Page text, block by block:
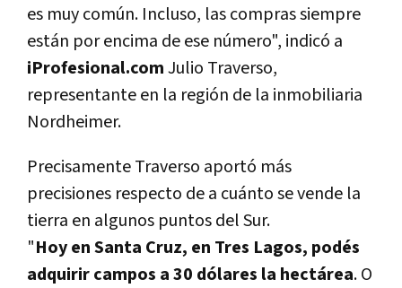
es muy común. Incluso, las compras siempre
están por encima de ese número", indicó a
iProfesional.comJulio Traverso,
representante en la región de la inmobiliaria
Nordheimer.
Precisamente Traverso aportó más
precisiones respecto de a cuánto se vende la
tierra en algunos puntos del Sur.
"Hoy en Santa Cruz, en Tres Lagos, podés
adquirir campos a 30 dólares la hectárea. O